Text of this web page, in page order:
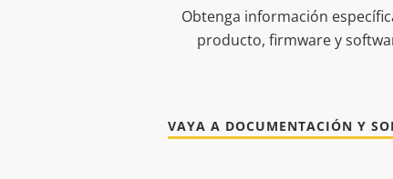
Obtenga información
producto, firmware y